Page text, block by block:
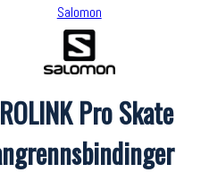
Salomon
Pro Skate